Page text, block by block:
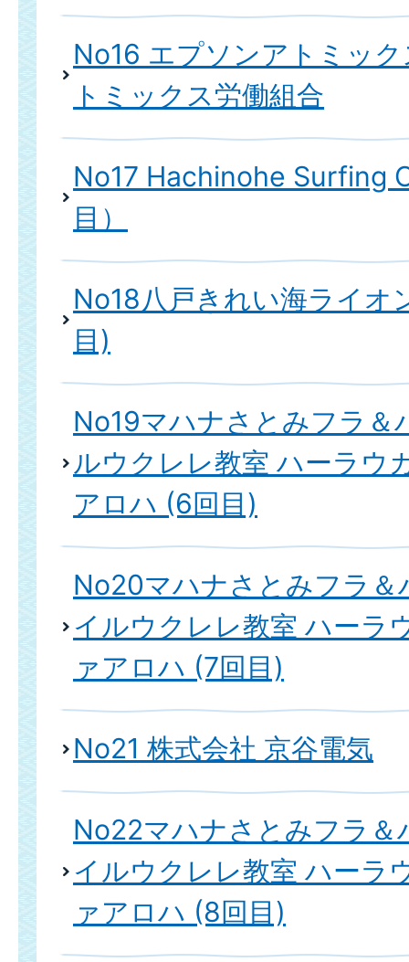
No16 エプソンアトミッ
トミックス労働組合
No17 Hachinohe Surfing
目）
No18八戸きれい海ライオ
目)
No19マハナさとみフラ＆
ルウクレレ教室 ハーラウ
アロハ (6回目)
No20マハナさとみフラ＆
イルウクレレ教室 ハーラ
ァアロハ (7回目)
No21 株式会社 京谷電気
No22マハナさとみフラ＆
イルウクレレ教室 ハーラ
ァアロハ (8回目)